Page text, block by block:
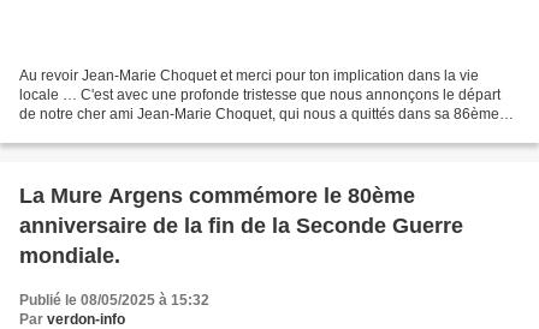
Au revoir Jean-Marie Choquet et merci pour ton implication dans la vie
locale … C'est avec une profonde tristesse que nous annonçons le départ
de notre cher ami Jean-Marie Choquet, qui nous a quittés dans sa 86ème
La Mure Argens commémore le 80ème
anniversaire de la fin de la Seconde Guerre
mondiale.
Publié le 08/05/2025 à 15:32
Par verdon-info